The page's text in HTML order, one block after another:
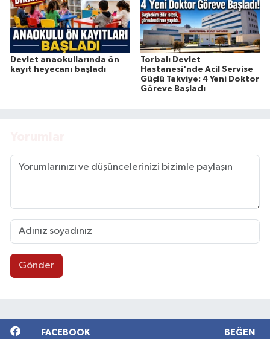
Devlet anaokullarında ön
kayıt heyecanı başladı
Torbalı Devlet
Hastanesi'nde Acil Servise
Güçlü Takviye: 4 Yeni Doktor
Göreve Başladı
Gönder
FACEBOOK BEĞEN